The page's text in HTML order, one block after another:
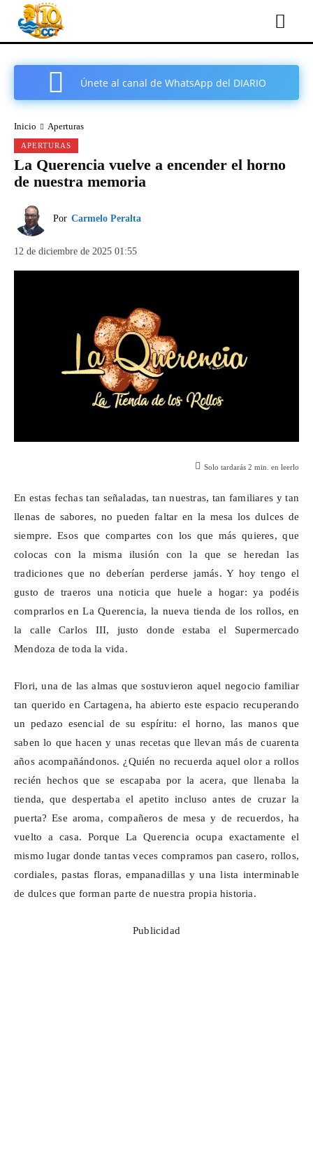
Únete al canal de WhatsApp del DIARIO
Inicio Aperturas
APERTURAS
La Querencia vuelve a encender el horno
de nuestra memoria
Por Carmelo Peralta
12 de diciembre de 2025 01:55
Solo tardarás 2 min. en leerlo
En estas fechas tan señaladas, tan nuestras, tan familiares y tan
llenas de sabores, no pueden faltar en la mesa los dulces de
siempre. Esos que compartes con los que más quieres, que
colocas con la misma ilusión con la que se heredan las
tradiciones que no deberían perderse jamás. Y hoy tengo el
gusto de traeros una noticia que huele a hogar: ya podéis
comprarlos en La Querencia, la nueva tienda de los rollos, en
la calle Carlos III, justo donde estaba el Supermercado
Mendoza de toda la vida.
Flori, una de las almas que sostuvieron aquel negocio familiar
tan querido en Cartagena, ha abierto este espacio recuperando
un pedazo esencial de su espíritu: el horno, las manos que
saben lo que hacen y unas recetas que llevan más de cuarenta
años acompañándonos. ¿Quién no recuerda aquel olor a rollos
recién hechos que se escapaba por la acera, que llenaba la
tienda, que despertaba el apetito incluso antes de cruzar la
puerta? Ese aroma, compañeros de mesa y de recuerdos, ha
vuelto a casa. Porque La Querencia ocupa exactamente el
mismo lugar donde tantas veces compramos pan casero, rollos,
cordiales, pastas floras, empanadillas y una lista interminable
de dulces que forman parte de nuestra propia historia.
Publicidad